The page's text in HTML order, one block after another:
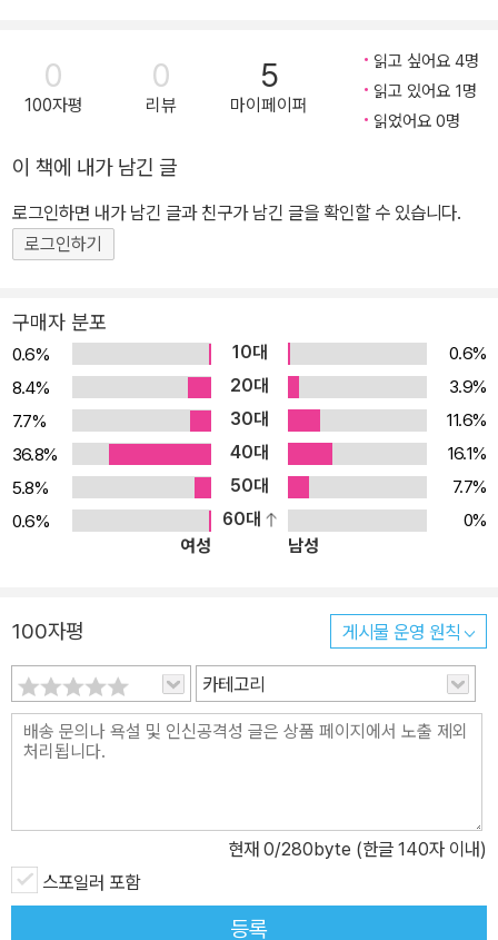
이가 든 후에 다시 읽으면 낡았다는 느낌이 드는 것이 아니라 오히려
새로운 감흥과 깨달음을 준다. 그것이 고전의 힘이다. 또한 고전은 마
르지 않는 생명력으로 세월을 뛰어넘어 다양한 장르로 재탄생하게 된
현재의 성인들 중에는 자라면서 이러한 세계문학전집을 읽은 사람도
있고, 그렇지 못한 사람도 있다. 세계문학전집을 읽으며 자란 성인들
중에는 일본어에서 중역하였거나 원문을 자의적으로 생략하거나 바
꾸어 번역한 함량 미달의 전집에 질린 이도 있을 것이고, 시대의 변화
그런가 하면 청소년 시절에 읽던 고전에 향수를 느끼는 독자도 있을
것이다. 민음사 세계문학전집은 이처럼 다양한 성인 독자들의 요구를
만족시켜 줄 수 있는 전집이다. 우리나라의 은 1955년 고금출판사의
세계문학전집 시리즈(전4권)에서 시작된 것으로 추정된다. 그 후 세
로쓰기/양장 제본의 정음사, 을유문화사, 신구문화사를 거쳐 삼중당
문고로 대표되는 문고판, 그리고 범우사, 일신서적, 혜원 등의 반양
장/완역본의 시대를 거쳐 왔다. 물론 여러 출판사들이 각각 세계문학
의 번역에 기울여 온 노력들은 이루 셀 수 없고, 지금 1990년대의 세
에서는 왜 다시 을 펴내는가? 그 이유는 첫째, “세대마다 문학의 고전
은 새로 번역되어야 한다.”(유종호)는 점에서이다. 각 세대마다 그 세
대의 고유한 관심사를 매개로 과거와의 새로운 대화를 시도하여 새
역사를 써내듯이, 오늘에는 오늘의 젊은 독자들에게 호소하는 오늘의
번역이 필요하다. 둘째, 그간의 이 갖고 있는 맹점, 즉 일역본 혹은 영
게 재포장하여 펴냈다는 문제점에 대한 반성에서이다. 해당 언어는
그 언어를 전공했던 교수/전문 번역가들이 책임 있게 번역하도록 해
야 한다는 점이다. (다만 예외는 있을 수 있다. 오비디우스의 『변신 이
야기』의 경우, 라틴어가 원어이지만 해당 언어로 번역할 필요를 느끼
0
100자평
0
리뷰
5
마이페이퍼
읽고 싶어요 4명
읽고 있어요 1명
읽었어요 0명
이 책에 내가 남긴 글
로그인하면 내가 남긴 글과 친구가 남긴 글을 확인할 수 있습니다.
로그인하기
구매자 분포
0.6% 10대
0.6%
8.4%
20대
3.9%
7.7%
30대
11.6%
36.8%
40대
16.1%
5.8%
50대
7.7%
0.6%
60대
0%
여성
남성
100자평 게시물 운영 원칙
카테고리
현재 0/280byte (한글 140자 이내)
스포일러 포함
등록